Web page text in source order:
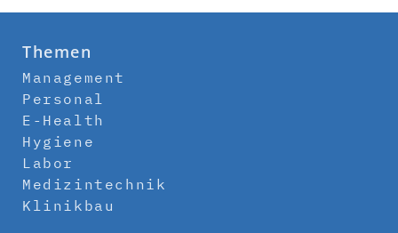
Themen
Management
Personal
E-Health
Hygiene
Labor
Medizintechnik
Klinikbau